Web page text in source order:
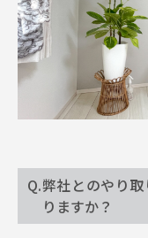
Q.弊社とのやり
りますか？